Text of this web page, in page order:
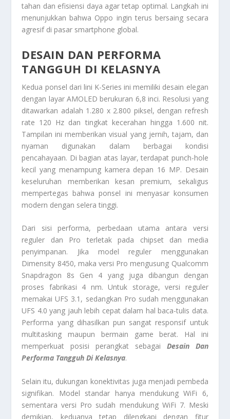
tahan dan efisiensi daya agar tetap optimal. Langkah ini
menunjukkan bahwa Oppo ingin terus bersaing secara
agresif di pasar smartphone global.
DESAIN DAN PERFORMA
TANGGUH DI KELASNYA
Kedua ponsel dari lini K-Series ini memiliki desain elegan
dengan layar AMOLED berukuran 6,8 inci. Resolusi yang
ditawarkan adalah 1.280 x 2.800 piksel, dengan refresh
rate 120 Hz dan tingkat kecerahan hingga 1.600 nit.
Tampilan ini memberikan visual yang jernih, tajam, dan
nyaman digunakan dalam berbagai kondisi
pencahayaan. Di bagian atas layar, terdapat punch-hole
kecil yang menampung kamera depan 16 MP. Desain
keseluruhan memberikan kesan premium, sekaligus
mempertegas bahwa ponsel ini menyasar konsumen
modern dengan selera tinggi.
Dari sisi performa, perbedaan utama antara versi
reguler dan Pro terletak pada chipset dan media
penyimpanan. Jika model reguler menggunakan
Dimensity 8450, maka versi Pro mengusung Qualcomm
Snapdragon 8s Gen 4 yang juga dibangun dengan
proses fabrikasi 4 nm. Untuk storage, versi reguler
memakai UFS 3.1, sedangkan Pro sudah menggunakan
UFS 4.0 yang jauh lebih cepat dalam hal baca-tulis data.
Performa yang dihasilkan pun sangat responsif untuk
multitasking maupun bermain game berat. Hal ini
memperkuat posisi perangkat sebagai Desain Dan
Performa Tangguh Di Kelasnya.
Selain itu, dukungan konektivitas juga menjadi pembeda
signifikan. Model standar hanya mendukung WiFi 6,
sementara versi Pro sudah mendukung WiFi 7. Meski
demikian, keduanya tetap dilengkapi dengan fitur